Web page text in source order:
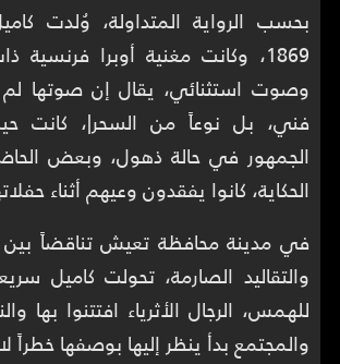
بحسب الرواية المتداولة، وُلدت
1869، وكانت مغنية أوبرا
وصوت استثنائي، يقال إن صوتها لم
فني، بل نوعاً من السحر|، كانت
الجمهور في حالة ذهول، وبعض
الحكاية، كانوا يفقدون وعيهم أثناء
في مدينة محافظة تعيش تناقضاً بين
والتقاليد الصارمة، تحولت كاميل
للهمس، الرجال الأثرياء افتتنوا بها
والمجتمع بدأ ينظر إليها بوصفها خطراً